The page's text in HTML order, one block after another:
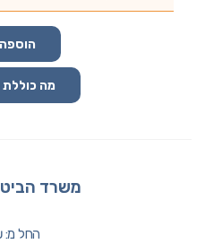
מה
משרד
החל מ: